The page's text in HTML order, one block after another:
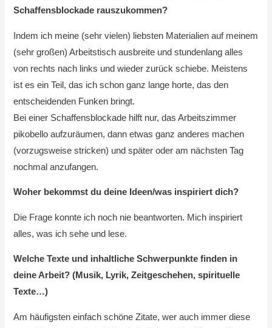
Schaffensblockade rauszukommen?
Indem ich meine (sehr vielen) liebsten Materialien auf meinem
(sehr großen) Arbeitstisch ausbreite und stundenlang alles
von rechts nach links und wieder zurück schiebe. Meistens
ist es ein Teil, das ich schon ganz lange horte, das den
entscheidenden Funken bringt.
Bei einer Schaffensblockade hilft nur, das Arbeitszimmer
pikobello aufzuräumen, dann etwas ganz anderes machen
(vorzugsweise stricken) und später oder am nächsten Tag
nochmal anzufangen.
Woher bekommst du deine Ideen/was inspiriert dich?
Die Frage konnte ich noch nie beantworten. Mich inspiriert
alles, was ich sehe und lese.
Welche Texte und inhaltliche Schwerpunkte finden in
deine Arbeit? (Musik, Lyrik, Zeitgeschehen, spirituelle
Texte…)
Am häufigsten einfach schöne Zitate, wer auch immer diese